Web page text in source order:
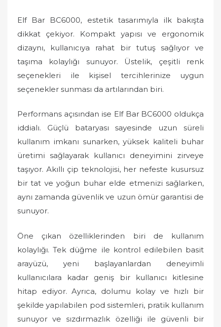
Elf Bar BC6000, estetik tasarımıyla ilk bakışta
dikkat çekiyor. Kompakt yapısı ve ergonomik
dizaynı, kullanıcıya rahat bir tutuş sağlıyor ve
taşıma kolaylığı sunuyor. Üstelik, çeşitli renk
seçenekleri ile kişisel tercihlerinize uygun
seçenekler sunması da artılarından biri.
Performans açısından ise Elf Bar BC6000 oldukça
iddialı. Güçlü bataryası sayesinde uzun süreli
kullanım imkanı sunarken, yüksek kaliteli buhar
üretimi sağlayarak kullanıcı deneyimini zirveye
taşıyor. Akıllı çip teknolojisi, her nefeste kusursuz
bir tat ve yoğun buhar elde etmenizi sağlarken,
aynı zamanda güvenlik ve uzun ömür garantisi de
sunuyor.
Öne çıkan özelliklerinden biri de kullanım
kolaylığı. Tek düğme ile kontrol edilebilen basit
arayüzü, yeni başlayanlardan deneyimli
kullanıcılara kadar geniş bir kullanıcı kitlesine
hitap ediyor. Ayrıca, dolumu kolay ve hızlı bir
şekilde yapılabilen pod sistemleri, pratik kullanım
sunuyor ve sızdırmazlık özelliği ile güvenli bir